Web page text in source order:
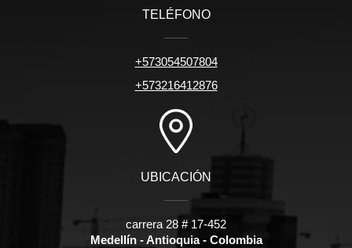
TELÉFONO
+573054507804
+573216412876
UBICACIÓN
carrera 28 # 17-452
Medellín - Antioquia - Colombia